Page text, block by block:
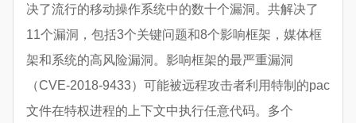
决了流行的移动操作系统中的数十个漏洞。共解决了
11个漏洞，包括3个关键问题和8个影响框架，媒体框
架和系统的高风险漏洞。影响框架的最严重漏洞
（CVE-2018-9433）可能被远程攻击者利用特制的pac
文件在特权进程的上下文中执行任意代码。多个